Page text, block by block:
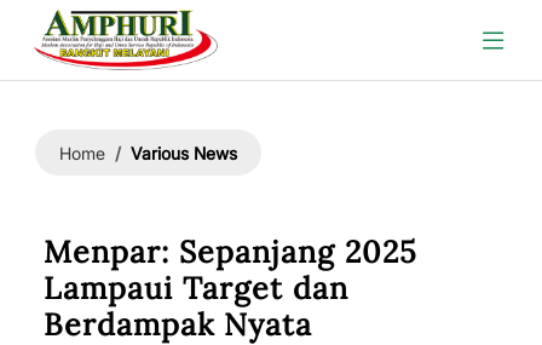
Home Various News
Menpar: Sepanjang 2025
Lampaui Target dan
Berdampak Nyata